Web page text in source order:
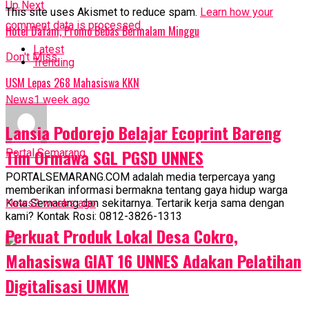
Up Next
Hotel Dafam, Promo Bebas Bermalam Minggu
Don't Miss
USM Lepas 268 Mahasiswa KKN
Portal Semarang
PORTALSEMARANG.COM adalah media terpercaya yang
memberikan informasi bermakna tentang gaya hidup warga
Kota Semarang dan sekitarnya. Tertarik kerja sama dengan
kami? Kontak Rosi: 0812-3826-1313
This site uses Akismet to reduce spam. Learn how your
comment data is processed.
Latest
Trending
News1 week ago
Lansia Podorejo Belajar Ecoprint Bareng
Tim Ormawa SGL PGSD UNNES
News2 weeks ago
Perkuat Produk Lokal Desa Cokro,
Mahasiswa GIAT 16 UNNES Adakan Pelatihan
Digitalisasi UMKM